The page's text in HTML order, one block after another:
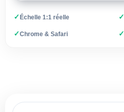
✓Échelle 1:1 réelle ✓
✓Chrome & Safari ✓